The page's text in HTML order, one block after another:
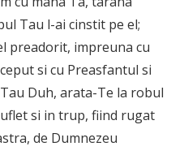
Tau l-ai cinstit pe el;
preadorit, impreuna cu
si cu Preasfantul si
Duh, arata-Te la robul
si in trup, fiind rugat
de Dumnezeu